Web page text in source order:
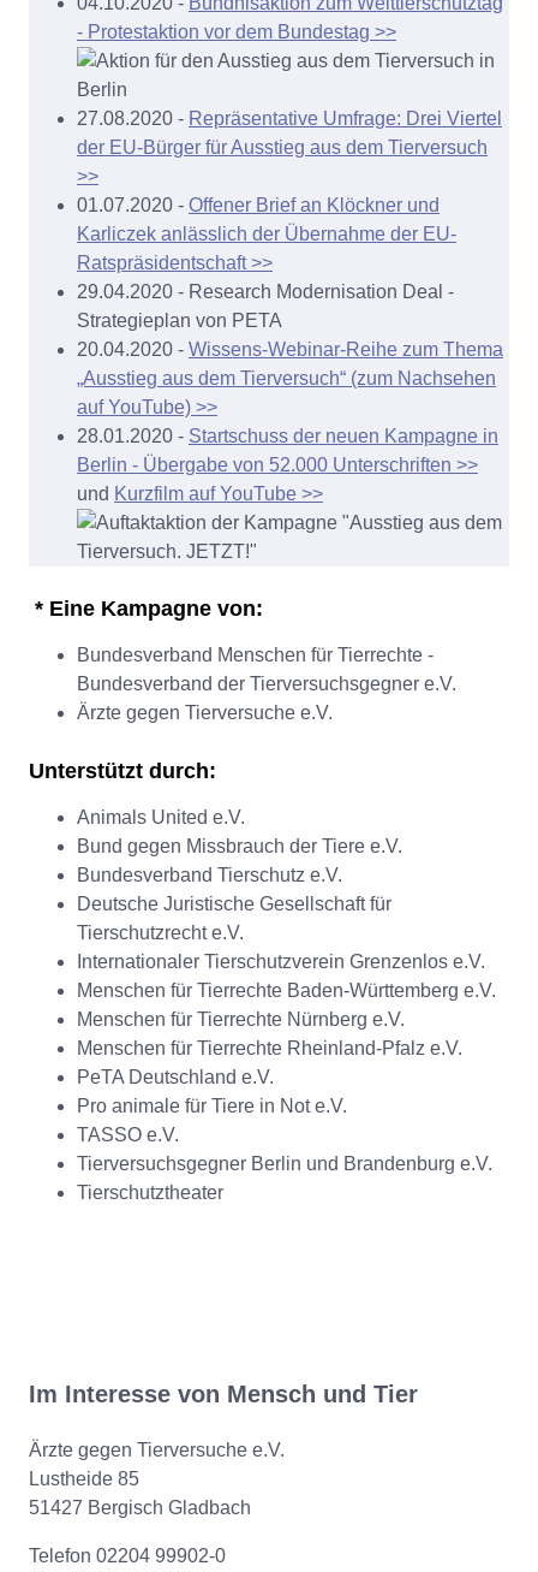
- Protestaktion vor dem Bundestag >>
27.08.2020 - Repräsentative Umfrage: Drei Viertel
der EU-Bürger für Ausstieg aus dem Tierversuch
>>
01.07.2020 - Offener Brief an Klöckner und
Karliczek anlässlich der Übernahme der EU-
Ratspräsidentschaft >>
29.04.2020 - Research Modernisation Deal -
Strategieplan von PETA
20.04.2020 - Wissens-Webinar-Reihe zum Thema
„Ausstieg aus dem Tierversuch“ (zum Nachsehen
auf YouTube) >>
28.01.2020 - Startschuss der neuen Kampagne in
Berlin - Übergabe von 52.000 Unterschriften >>
und Kurzfilm auf YouTube >>
* Eine Kampagne von:
Bundesverband Menschen für Tierrechte -
Bundesverband der Tierversuchsgegner e.V.
Ärzte gegen Tierversuche e.V.
Unterstützt durch:
Animals United e.V.
Bund gegen Missbrauch der Tiere e.V.
Bundesverband Tierschutz e.V.
Deutsche Juristische Gesellschaft für
Tierschutzrecht e.V.
Internationaler Tierschutzverein Grenzenlos e.V.
Menschen für Tierrechte Baden-Württemberg e.V.
Menschen für Tierrechte Nürnberg e.V.
Menschen für Tierrechte Rheinland-Pfalz e.V.
PeTA Deutschland e.V.
Pro animale für Tiere in Not e.V.
TASSO e.V.
Tierversuchsgegner Berlin und Brandenburg e.V.
Tierschutztheater
Im Interesse von Mensch und Tier
Ärzte gegen Tierversuche e.V.
Lustheide 85
51427 Bergisch Gladbach
Telefon 02204 99902-0